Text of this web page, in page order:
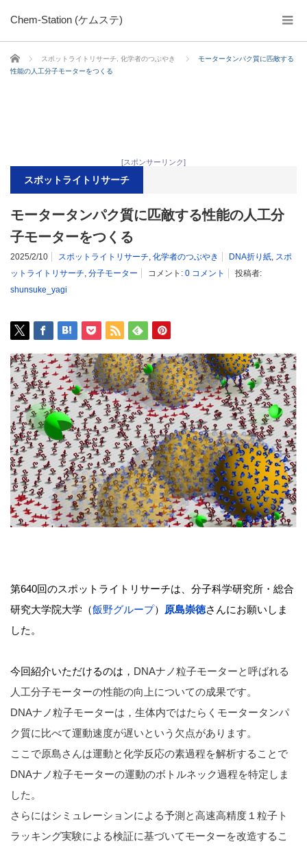
Chem-Station (ケムステ)
ホーム スポットライトリサーチ 化学者のつぶやき
モータータンパク質に匹敵する
性能の人工分子モーターをつくる
[スポンサーリンク]
スポットライトリサーチ
モータータンパク質に匹敵する性能の人工分
子モーターをつくる
2025/2/10 スポットライトリサーチ, 化学者のつぶやき DNA折り紙, スポ
ットライトリサーチ, 分子モーター コメント: 0 コメント
投稿者:
shunsuke_yagi
第640回のスポットライトリサーチは、分子科学研究所・総合
研究大学院大学（飯野グループ） 原島崇徳さんにお願いしま
した。
今回紹介いただけるのは， DNAナノ粒子モーターと呼ばれる
人工分子モーターの性能の向上についての成果です。
DNAナノ粒子モーターは，生体内ではたらくモータータンパ
ク質に比べて運動速度が遅いという欠点があります。
ここで原島さんは運動と化学反応の素過程を解析することで
DNAナノ粒子モーターの運動のボトルネック過程を特定しま
した。
さらにはシミュレーションによる予測と高速高精度１粒子ト
ラッキング実験による検証に基づいてモーターを改造するこ